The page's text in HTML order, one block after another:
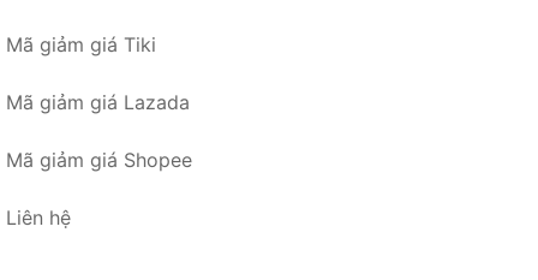
Mã giảm giá Tiki
Mã giảm giá Lazada
Mã giảm giá Shopee
Liên hệ